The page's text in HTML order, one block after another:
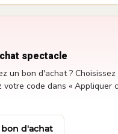
spectacle
un bon d'achat ?
votre code dans « Appliquer
d'achat